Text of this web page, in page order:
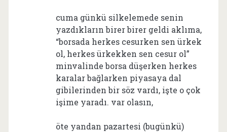
cuma günkü silkelemede senin
yazdıkların birer birer geldi aklıma,
“borsada herkes cesurken sen ürkek
ol, herkes ürkekken sen cesur ol”
minvalinde borsa düşerken herkes
karalar bağlarken piyasaya dal
gibilerinden bir söz vardı, işte o çok
işime yaradı. var olasın,
öte yandan pazartesi (bugünkü)